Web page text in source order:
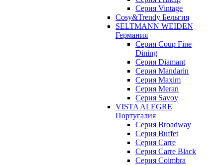
Серия Vintage
Cosy&Trendy Бельгия
SELTMANN WEIDEN
Германия
Cерия Coup Fine
Dining
Cерия Diamant
Cерия Mandarin
Cерия Maxim
Серия Meran
Серия Savoy
VISTA ALEGRE
Португалия
Серия Broadway
Серия Buffet
Серия Carre
Серия Carre Black
Серия Coimbra